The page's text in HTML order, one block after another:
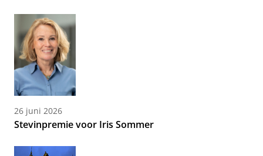
26 juni 2026
Stevinpremie voor Iris Sommer